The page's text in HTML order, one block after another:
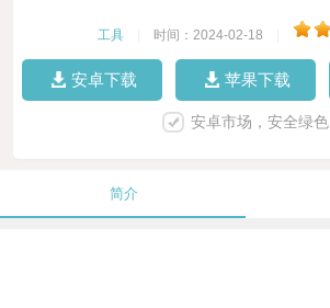
工具 时间：2024-02-18
安卓下载 苹果下载
安卓市场，安全绿色
简介